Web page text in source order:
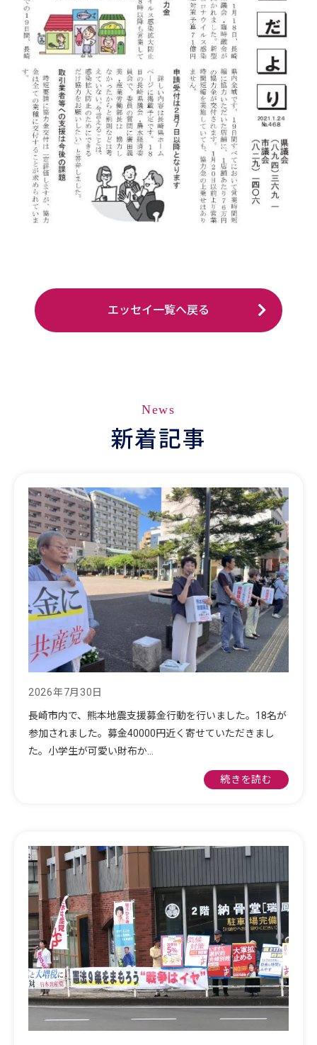
エッセイ一覧へ戻る
News
新着記事
2026年7月30日
長崎市内で、熊本地震支援募金行動を行いました。18名が
参加されました。募金40000円近く寄せていただきまし
た。小学生が可愛い財布か…
続きを読む